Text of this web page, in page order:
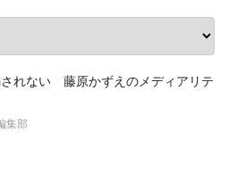
されない 藤原かずえのメディアリテ
集部